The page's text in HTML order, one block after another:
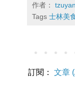
作者：
Tags 士林美
訂閱： 文章